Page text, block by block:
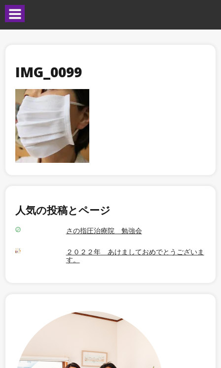
IMG_0099
人気の投稿とページ
さの指圧治療院 勉強会
２０２２年 あけましておめでとうございま
す。